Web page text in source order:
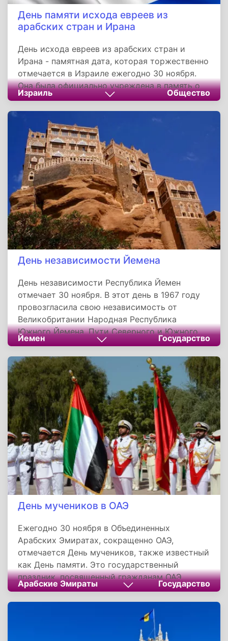
День памяти исхода евреев из
арабских стран и Ирана
День исхода евреев из арабских стран и
Ирана - памятная дата, которая торжественно
отмечается в Израиле ежегодно 30 ноября.
Она была официально учреждена в память о
начале исхода евреев из арабских государств
в 1947 году.
Израиль Общество
День независимости Йемена
День независимости Республика Йемен
отмечает 30 ноября. В этот день в 1967 году
провозгласила свою независимость от
Великобритании Народная Республика
Южного Йемена. Пути Северного и Южного
Йемена разошлись в период османского
завоевания.
Йемен Государство
День мучеников в ОАЭ
Ежегодно 30 ноября в Объединенных
Арабских Эмиратах, сокращенно ОАЭ,
отмечается День мучеников, также известный
как День памяти. Это государственный
праздник, посвященный гражданам ОАЭ,
отдавшим свои жизни в ходе военной,
гражданской или гуманитарной службы как в
Эмиратах, так и за пределами страны.
Арабские Эмираты Государство